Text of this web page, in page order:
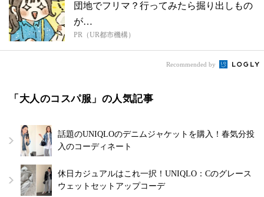
団地でフリマ？行ってみたら掘り出しもの
が…
PR（UR都市機構）
Recommended by
「大人のコスパ服」の人気記事
話題のUNIQLOのデニムジャケットを購入！春気分投
入のコーディネート
休日カジュアルはこれ一択！UNIQLO：Cのグレース
ウェットセットアップコーデ